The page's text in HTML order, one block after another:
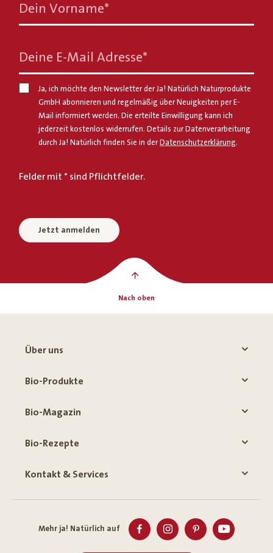
Dein Vorname*
Deine E-Mail Adresse*
Ja, ich möchte den Newsletter der Ja! Natürlich Naturprodukte
GmbH abonnieren und regelmäßig über Neuigkeiten per E-
Mail informiert werden. Die erteilte Einwilligung kann ich
jederzeit kostenlos widerrufen. Details zur Datenverarbeitung
durch Ja! Natürlich finden Sie in derDatenschutzerklärung.
Felder mit * sind Pflichtfelder.
Jetzt anmelden
Nach oben
Über uns
Bio-Produkte
Bio-Magazin
Bio-Rezepte
Kontakt & Services
Mehr ja! Natürlich auf